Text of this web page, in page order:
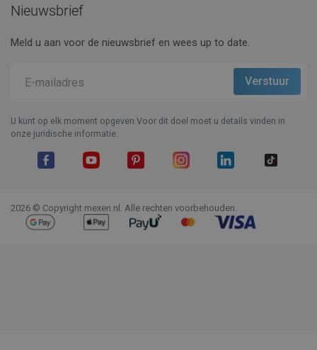
Nieuwsbrief
Meld u aan voor de nieuwsbrief en wees up to date.
U kunt op elk moment opgeven.Voor dit doel moet u details vinden in
onze juridische informatie.
2026 © Copyright mexen.nl. Alle rechten voorbehouden.